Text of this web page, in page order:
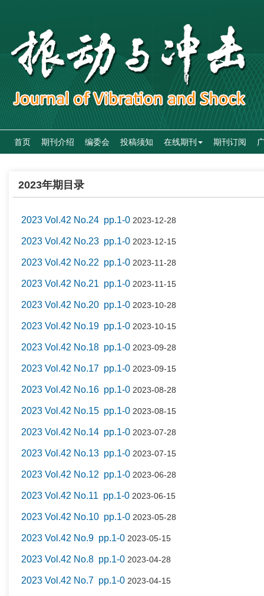
首页 期刊介绍 编委会 投稿须知 在线期刊 期刊订阅
2023年期目录
2023 Vol.42 No.24 pp.1-0 2023-12-28
2023 Vol.42 No.23 pp.1-0 2023-12-15
2023 Vol.42 No.22 pp.1-0 2023-11-28
2023 Vol.42 No.21 pp.1-0 2023-11-15
2023 Vol.42 No.20 pp.1-0 2023-10-28
2023 Vol.42 No.19 pp.1-0 2023-10-15
2023 Vol.42 No.18 pp.1-0 2023-09-28
2023 Vol.42 No.17 pp.1-0 2023-09-15
2023 Vol.42 No.16 pp.1-0 2023-08-28
2023 Vol.42 No.15 pp.1-0 2023-08-15
2023 Vol.42 No.14 pp.1-0 2023-07-28
2023 Vol.42 No.13 pp.1-0 2023-07-15
2023 Vol.42 No.12 pp.1-0 2023-06-28
2023 Vol.42 No.11 pp.1-0 2023-06-15
2023 Vol.42 No.10 pp.1-0 2023-05-28
2023 Vol.42 No.9 pp.1-0 2023-05-15
2023 Vol.42 No.8 pp.1-0 2023-04-28
2023 Vol.42 No.7 pp.1-0 2023-04-15